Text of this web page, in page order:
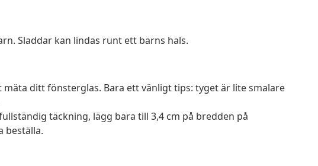
Sladdar kan lindas runt ett barns hals.
ditt fönsterglas. Bara ett vänligt tips: tyget är lite smalare
täckning, lägg bara till 3,4 cm på bredden på
beställa.